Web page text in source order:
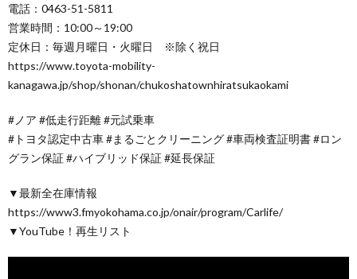
電話：0463-51-5811
営業時間：10:00～19:00
定休日：毎週月曜日・火曜日 ※除く祝日
https://www.toyota-mobility-
kanagawa.jp/shop/shonan/chukoshatownhiratsukaokami
#ノア #低走行距離 #元試乗車
#トヨタ認定中古車 #まるごとクリーニング #車両検査証明書 #ロン
グラン保証 #ハイブリッド保証 #延長保証
▼最新全在庫情報
https://www3.fmyokohama.co.jp/onair/program/Carlife/
▼YouTube！再生リスト